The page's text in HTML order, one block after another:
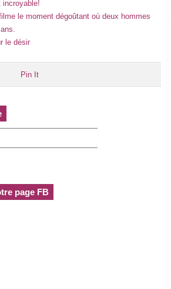
le moment dégoûtant où deux hommes
le désir
Pin It
page FB